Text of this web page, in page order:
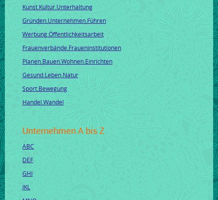
Kunst.Kultur.Unterhaltung
Gründen.Unternehmen.Führen
Werbung.Öffentlichkeitsarbeit
Frauenverbände.Fraueninstitutionen
Planen.Bauen.Wohnen.Einrichten
Gesund.Leben.Natur
Sport.Bewegung
Handel.Wandel
Unternehmen A bis Z
ABC
DEF
GHI
JKL